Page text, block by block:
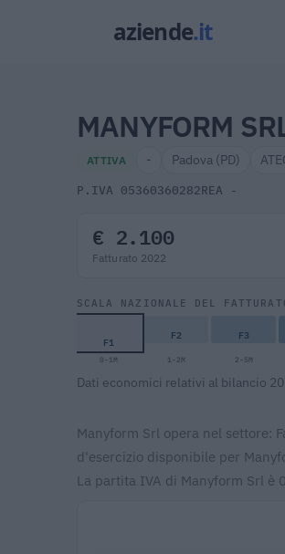
MANYFORM
ATTIVA - Padova (PD)
P.IVA 05360360282REA -
€ 2.100
Fatturato 2022
SCALA NAZIONALE DEL
F1 F2 F3
0-1M 1-2M 2-5M
Dati economici relativi al bilancio
Manyform Srl opera nel settore:
d'esercizio disponibile per
La partita IVA di Manyform Srl